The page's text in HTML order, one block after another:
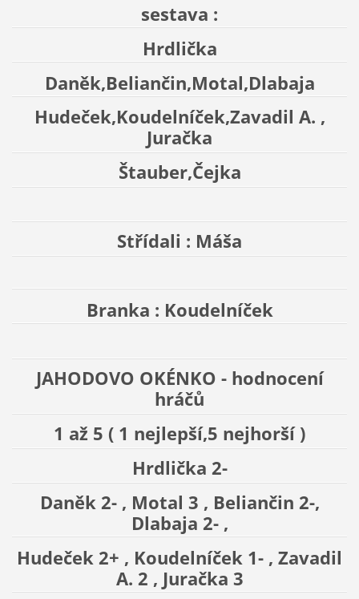
sestava :
Hrdlička
Daněk,Beliančin,Motal,Dlabaja
Hudeček,Koudelníček,Zavadil A. ,
Juračka
Štauber,Čejka
Střídali : Máša
Branka : Koudelníček
JAHODOVO OKÉNKO - hodnocení
hráčů
1 až 5 ( 1 nejlepší,5 nejhorší )
Hrdlička 2-
Daněk 2- , Motal 3 , Beliančin 2-,
Dlabaja 2- ,
Hudeček 2+ , Koudelníček 1- , Zavadil
A. 2 , Juračka 3